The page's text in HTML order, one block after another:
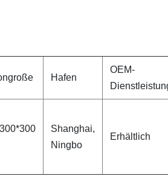
Hafen
OEM-
Shanghai,
Ningbo
Erhältlich